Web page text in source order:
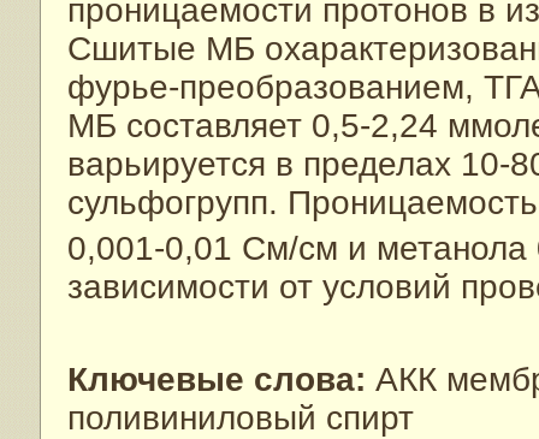
проницаемости протонов в
Сшитые МБ
фурье-преобразованием,
МБ составляет 0,5-2,24
варьируется в пределах 10-
сульфогрупп.
0,001-0,01 См/см и метанола
зависимости от условий
Ключевые слова: АКК
поливиниловый спирт